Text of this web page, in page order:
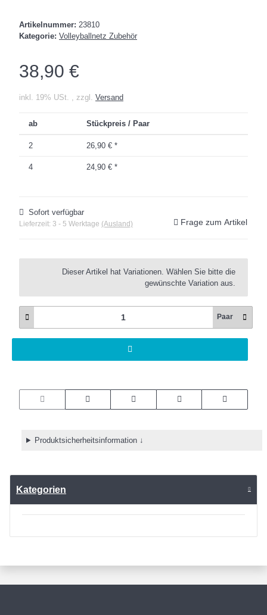
Artikelnummer: 23810
Kategorie: Volleyballnetz Zubehör
38,90 €
inkl. 19% USt. , zzgl. Versand
ab Stückpreis / Paar
2 26,90 € *
4 24,90 € *
Sofort verfügbar
Lieferzeit: 3 - 5 Werktage (Ausland) Frage zum Artikel
Dieser Artikel hat Variationen. Wählen Sie bitte die
gewünschte Variation aus.
Paar
Produktsicherheitsinformation ↓
Kategorien